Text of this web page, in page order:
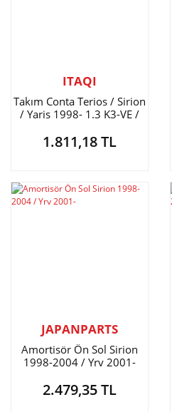
ITAQI
Takım Conta Terios / Sirion
/ Yaris 1998- 1.3 K3-VE /
1.811,18 TL
JAPANPARTS
Amortisör Ön Sol Sirion
1998-2004 / Yrv 2001-
2.479,35 TL